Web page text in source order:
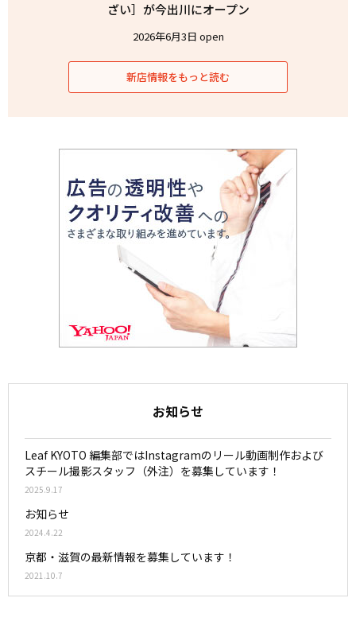
ざい］が今出川にオープン
2026年6月3日 open
新店情報をもっと読む
お知らせ
Leaf KYOTO 編集部ではInstagramのリール動画制作および
スチール撮影スタッフ（外注）を募集しています！
2025.9.17
お知らせ
2024.4.22
京都・滋賀の最新情報を募集しています！
2021.10.7